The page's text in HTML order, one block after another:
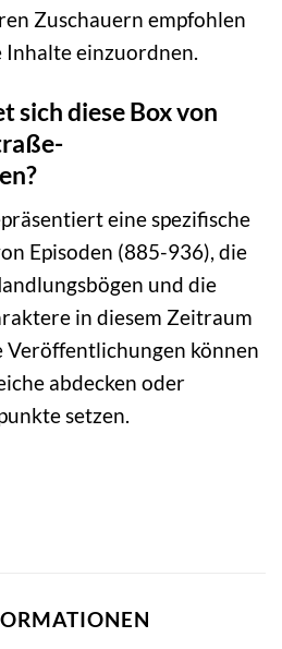
Zuschauern empfohlen
Inhalte einzuordnen.
sich diese Box von
eine spezifische
Episoden (885-936), die
und die
in diesem Zeitraum
können
abdecken oder
setzen.